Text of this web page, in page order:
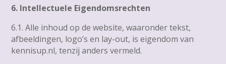
6. Intellectuele Eigendomsrechten
6.1. Alle inhoud op de website, waaronder tekst,
afbeeldingen, logo’s en lay-out, is eigendom van
kennisup.nl, tenzij anders vermeld.